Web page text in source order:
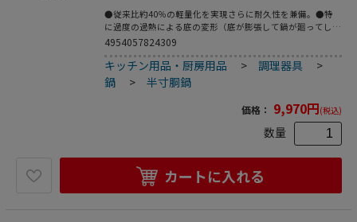
●従来比約40％の軽量化を実現さらに耐久性を兼備。●特
に過度の過熱による底の変形（底が膨張して鍋が廻ってしま
うような場合もあり危険です。）を防ぐために、底の中心部
東京電力様で共同開発（現在特許申請中）したスペシャルバ
ージョンです。●サテン仕上。●重量：1．9kg●容量：
13．8L
4954057824309
キッチン用品・厨房用品 >調理器具
>
鍋
>半寸胴鍋
価格： 9,970円(税込)
数量
カートに入れる